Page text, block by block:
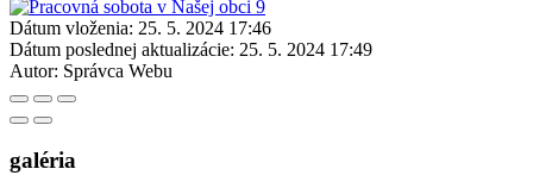
Dátum vloženia: 25. 5. 2024 17:46
Dátum poslednej aktualizácie: 25. 5. 2024 17:49
Autor: Správca Webu
galéria